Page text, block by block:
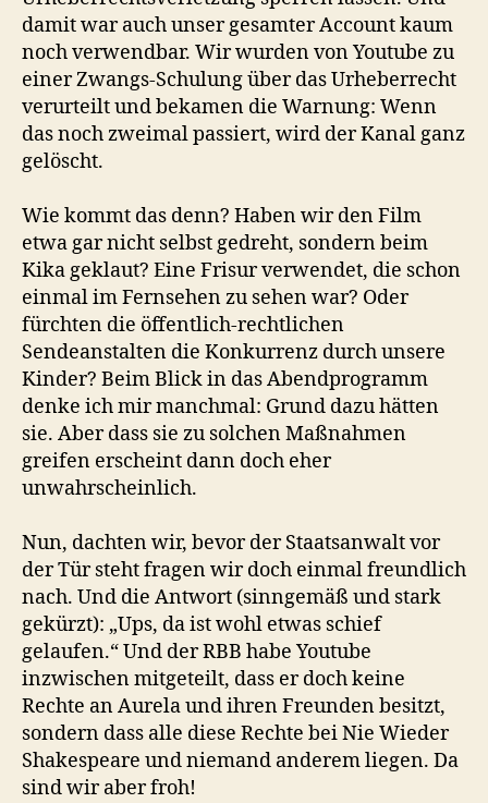
damit war auch unser gesamter Account kaum
noch verwendbar. Wir wurden von Youtube zu
einer Zwangs-Schulung über das Urheberrecht
verurteilt und bekamen die Warnung: Wenn
das noch zweimal passiert, wird der Kanal ganz
gelöscht.
Wie kommt das denn? Haben wir den Film
etwa gar nicht selbst gedreht, sondern beim
Kika geklaut? Eine Frisur verwendet, die schon
einmal im Fernsehen zu sehen war? Oder
fürchten die öffentlich-rechtlichen
Sendeanstalten die Konkurrenz durch unsere
Kinder? Beim Blick in das Abendprogramm
denke ich mir manchmal: Grund dazu hätten
sie. Aber dass sie zu solchen Maßnahmen
greifen erscheint dann doch eher
unwahrscheinlich.
Nun, dachten wir, bevor der Staatsanwalt vor
der Tür steht fragen wir doch einmal freundlich
nach. Und die Antwort (sinngemäß und stark
gekürzt): „Ups, da ist wohl etwas schief
gelaufen.“ Und der RBB habe Youtube
inzwischen mitgeteilt, dass er doch keine
Rechte an Aurela und ihren Freunden besitzt,
sondern dass alle diese Rechte bei Nie Wieder
Shakespeare und niemand anderem liegen. Da
sind wir aber froh!